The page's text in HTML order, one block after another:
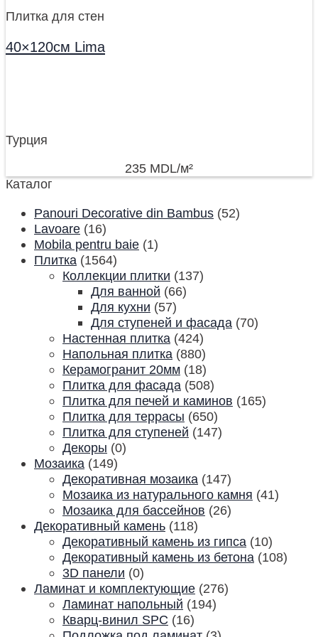
Плитка для стен
40×120см Lima
Турция
235 MDL/м²
Каталог
Panouri Decorative din Bambus (52)
Lavoare (16)
Mobila pentru baie (1)
Плитка (1564)
Коллекции плитки (137)
Для ванной (66)
Для кухни (57)
Для ступеней и фасада (70)
Настенная плитка (424)
Напольная плитка (880)
Керамогранит 20мм (18)
Плитка для фасада (508)
Плитка для печей и каминов (165)
Плитка для террасы (650)
Плитка для ступеней (147)
Декоры (0)
Мозаика (149)
Декоративная мозаика (147)
Мозаика из натурального камня (41)
Мозаика для бассейнов (26)
Декоративный камень (118)
Декоративный камень из гипса (10)
Декоративный камень из бетона (108)
3D панели (0)
Ламинат и комплектующие (276)
Ламинат напольный (194)
Кварц-винил SPC (16)